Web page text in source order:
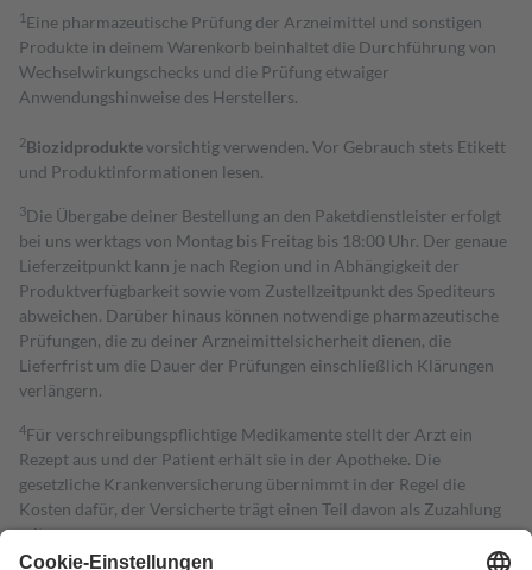
1 Eine pharmazeutische Prüfung der Arzneimittel und sonstigen
Produkte in deinem Warenkorb beinhaltet die Durchführung von
Wechselwirkungschecks und die Prüfung etwaiger
Anwendungshinweise des Herstellers.
2Biozidproduktevorsichtig verwenden. Vor Gebrauch stets Etikett
und Produktinformationen lesen.
3Die Übergabe deiner Bestellung an den Paketdienstleister erfolgt
bei uns werktags von Montag bis Freitag bis 18:00 Uhr. Der genaue
Lieferzeitpunkt kann je nach Region und in Abhängigkeit der
Produktverfügbarkeit sowie vom Zustellzeitpunkt des Spediteurs
abweichen. Darüber hinaus können notwendige pharmazeutische
Prüfungen, die zu deiner Arzneimittelsicherheit dienen, die
Lieferfrist um die Dauer der Prüfungen einschließlich Klärungen
verlängern.
4Für verschreibungspflichtige Medikamente stellt der Arzt ein
Rezept aus und der Patient erhält sie in der Apotheke. Die
gesetzliche Krankenversicherung übernimmt in der Regel die
Kosten dafür, der Versicherte trägt einen Teil davon als Zuzahlung
mit.
Grundsätzlich leisten Mitglieder Zuzahlungen in Höhe von zehn